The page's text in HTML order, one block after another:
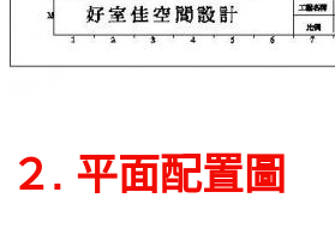
２. 平面配置圖